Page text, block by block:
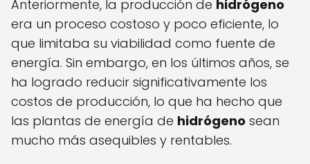
Anteriormente, la producción de hidrógeno
era un proceso costoso y poco eficiente, lo
que limitaba su viabilidad como fuente de
energía. Sin embargo, en los últimos años, se
ha logrado reducir significativamente los
costos de producción, lo que ha hecho que
las plantas de energía de hidrógeno sean
mucho más asequibles y rentables.